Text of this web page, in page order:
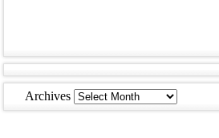
Archives Archives